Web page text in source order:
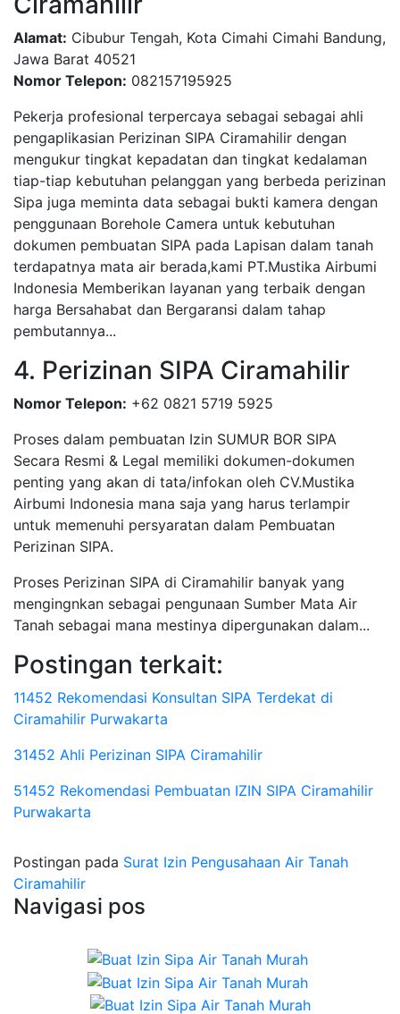
Alamat: Cibubur Tengah, Kota Cimahi Cimahi Bandung,
Jawa Barat 40521
Nomor Telepon: 082157195925
Pekerja profesional terpercaya sebagai sebagai ahli
pengaplikasian Perizinan SIPA Ciramahilir dengan
mengukur tingkat kepadatan dan tingkat kedalaman
tiap-tiap kebutuhan pelanggan yang berbeda perizinan
Sipa juga meminta data sebagai bukti kamera dengan
penggunaan Borehole Camera untuk kebutuhan
dokumen pembuatan SIPA pada Lapisan dalam tanah
terdapatnya mata air berada,kami PT.Mustika Airbumi
Indonesia Memberikan layanan yang terbaik dengan
harga Bersahabat dan Bergaransi dalam tahap
pembutannya...
4. Perizinan SIPA Ciramahilir
Nomor Telepon: +62 0821 5719 5925
Proses dalam pembuatan Izin SUMUR BOR SIPA
Secara Resmi & Legal memiliki dokumen-dokumen
penting yang akan di tata/infokan oleh CV.Mustika
Airbumi Indonesia mana saja yang harus terlampir
untuk memenuhi persyaratan dalam Pembuatan
Perizinan SIPA.
Proses Perizinan SIPA di Ciramahilir banyak yang
mengingnkan sebagai pengunaan Sumber Mata Air
Tanah sebagai mana mestinya dipergunakan dalam...
Postingan terkait:
11452 Rekomendasi Konsultan SIPA Terdekat di
Ciramahilir Purwakarta
31452 Ahli Perizinan SIPA Ciramahilir
51452 Rekomendasi Pembuatan IZIN SIPA Ciramahilir
Purwakarta
Postingan pada Surat Izin Pengusahaan Air Tanah
Ciramahilir
Navigasi pos